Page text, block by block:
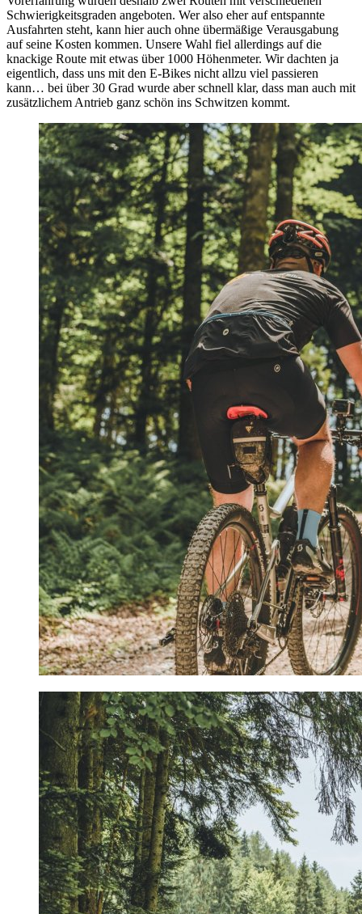
Schwierigkeitsgraden angeboten. Wer also eher auf entspannte
Ausfahrten steht, kann hier auch ohne übermäßige Verausgabung
auf seine Kosten kommen. Unsere Wahl fiel allerdings auf die
knackige Route mit etwas über 1000 Höhenmeter. Wir dachten ja
eigentlich, dass uns mit den E-Bikes nicht allzu viel passieren
kann… bei über 30 Grad wurde aber schnell klar, dass man auch mit
zusätzlichem Antrieb ganz schön ins Schwitzen kommt.